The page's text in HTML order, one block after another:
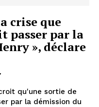
crise que
passer par la
», déclare
qu'une sortie de
par la démission du